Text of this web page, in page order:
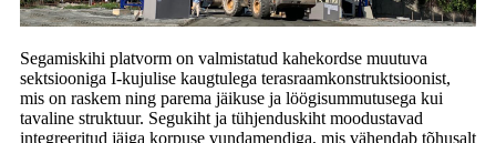
Segamiskihi platvorm on valmistatud kahekordse muutuva
sektsiooniga I-kujulise kaugtulega terasraamkonstruktsioonist,
mis on raskem ning parema jäikuse ja löögisummutusega kui
tavaline struktuur. Segukiht ja tühjenduskiht moodustavad
integreeritud jäiga korpuse vundamendiga, mis vähendab tõhusalt